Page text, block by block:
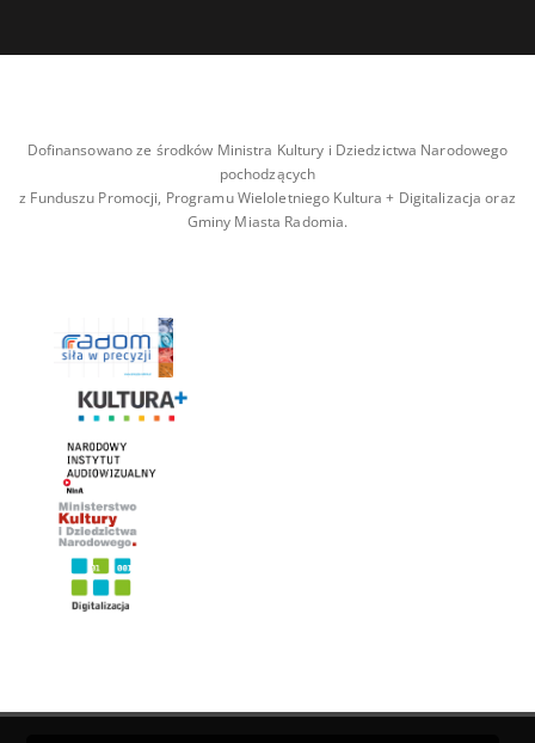
Dofinansowano ze środków Ministra Kultury i Dziedzictwa Narodowego
pochodzących
z Funduszu Promocji, Programu Wieloletniego Kultura + Digitalizacja oraz
Gminy Miasta Radomia.